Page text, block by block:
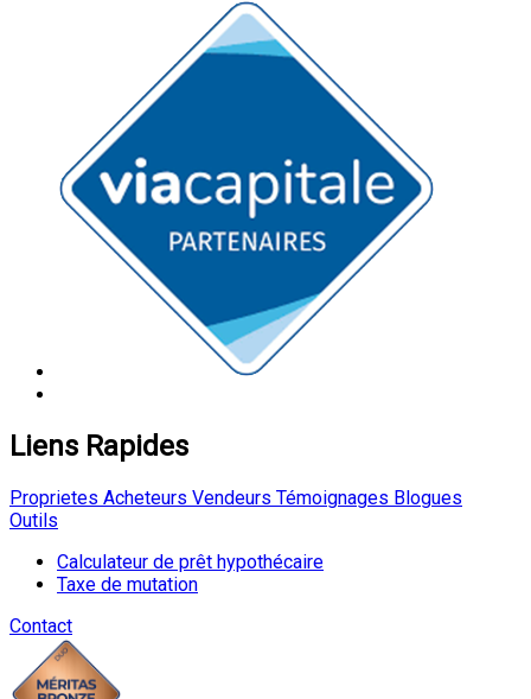
Liens Rapides
Proprietes Acheteurs Vendeurs Témoignages Blogues
Outils
Calculateur de prêt hypothécaire
Taxe de mutation
Contact